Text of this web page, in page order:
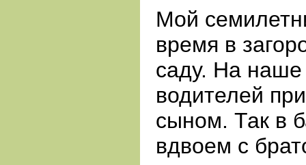
Мой
время в
саду. На наше
водителей
сыном. Так в
вдвоем с